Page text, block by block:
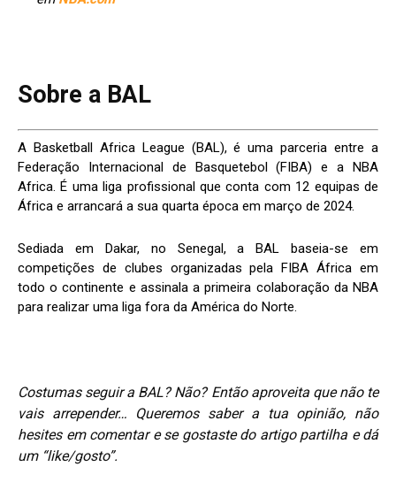
Sobre a BAL
A Basketball Africa League (BAL), é uma parceria entre a
Federação Internacional de Basquetebol (FIBA) e a NBA
Africa. É uma liga profissional que conta com 12 equipas de
África e arrancará a sua quarta época em março de 2024.
Sediada em Dakar, no Senegal, a BAL baseia-se em
competições de clubes organizadas pela FIBA África em
todo o continente e assinala a primeira colaboração da NBA
para realizar uma liga fora da América do Norte.
Costumas seguir a BAL? Não? Então aproveita que não te
vais arrepender… Queremos saber a tua opinião, não
hesites em comentar e se gostaste do artigo partilha e dá
um “like/gosto”.